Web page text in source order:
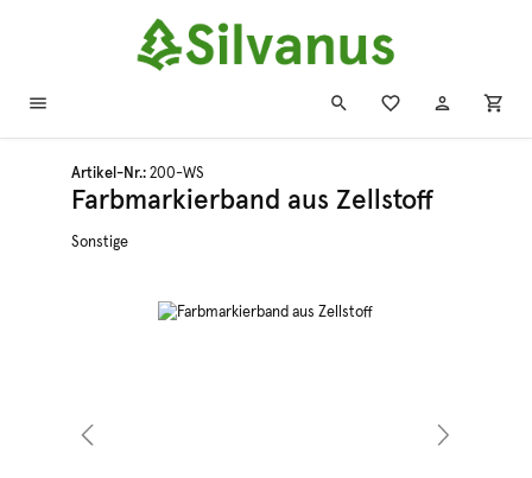
Zum Hauptinhalt springen
Artikel-Nr.: 200-WS
Farbmarkierband aus Zellstoff
Sonstige
Bildergalerie überspringen